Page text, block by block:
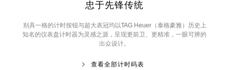
忠于先锋传统
别具一格的计时按钮与超大表冠均以TAG Heuer（泰格豪雅）历史上
知名的仪表盘计时器为灵感之源，呈现更前卫、更精准，一眼可辨的
出众设计。
查看全部计时码表